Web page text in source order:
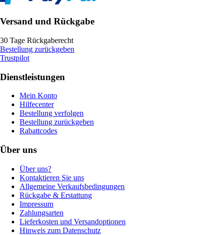
Versand und Rückgabe
30 Tage Rückgaberecht
Bestellung zurückgeben
Trustpilot
Dienstleistungen
Mein Konto
Hilfecenter
Bestellung verfolgen
Bestellung zurückgeben
Rabattcodes
Über uns
Über uns?
Kontaktieren Sie uns
Allgemeine Verkaufsbedingungen
Rückgabe & Erstattung
Impressum
Zahlungsarten
Lieferkosten und Versandoptionen
Hinweis zum Datenschutz